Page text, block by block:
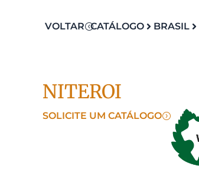
VOLTAR CATÁLOGO BRASIL
NITEROI
SOLICITE UM CATÁLOGO